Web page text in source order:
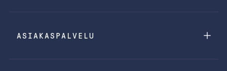
ASIAKASPALVELU